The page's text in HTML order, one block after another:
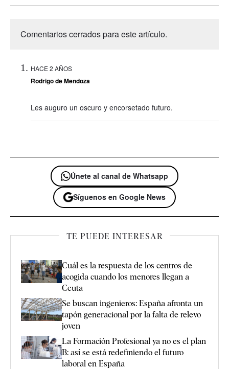
Comentarios cerrados para este artículo.
HACE 2 AÑOS
Rodrigo de Mendoza
Les auguro un oscuro y encorsetado futuro.
Únete al canal de Whatsapp
Síguenos en Google News
TE PUEDE INTERESAR
Cuál es la respuesta de los centros de
acogida cuando los menores llegan a
Ceuta
Se buscan ingenieros: España afronta un
tapón generacional por la falta de relevo
joven
La Formación Profesional ya no es el plan
B: así se está redefiniendo el futuro
laboral en España